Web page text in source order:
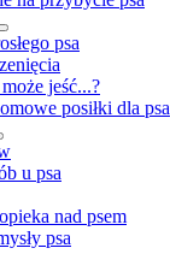
psa
jeść...?
posiłki dla psa
u psa
nad psem
psa